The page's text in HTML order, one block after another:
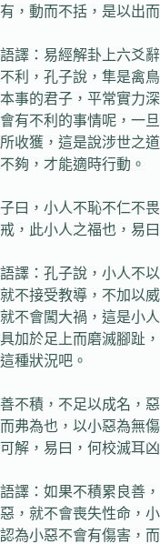
有，動而不括，是以出
語譯：易經解卦上六爻
不利，孔子說，隼是禽
本事的君子，平常實力
會有不利的事情呢，一
所收獲，這是說涉世之
不夠，才能適時行動。
子曰，小人不恥不仁不
戒，此小人之福也，易
語譯：孔子說，小人不
就不接受教導，不加以
就不會闖大禍，這是小
具加於足上而磨滅腳趾
這種狀況吧。
善不積，不足以成名，
而弗為也，以小惡為無
可解，易曰，何校滅耳凶
語譯：如果不積累良善
惡，就不會喪失性命，
認為小惡不會有傷害，